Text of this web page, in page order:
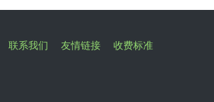
联系我们 友情链接 收费标准